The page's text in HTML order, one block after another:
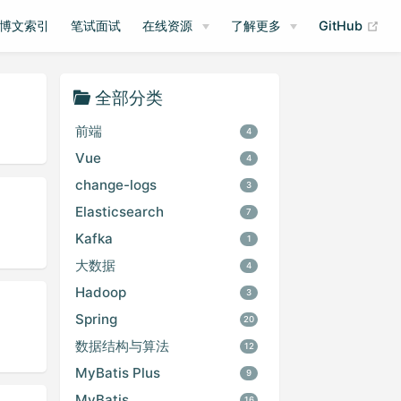
博文索引 笔试面试 在线资源 了解更多 GitHub
全部分类
前端 4
Vue 4
change-logs 3
Elasticsearch 7
Kafka 1
大数据 4
Hadoop 3
Spring 20
数据结构与算法 12
MyBatis Plus 9